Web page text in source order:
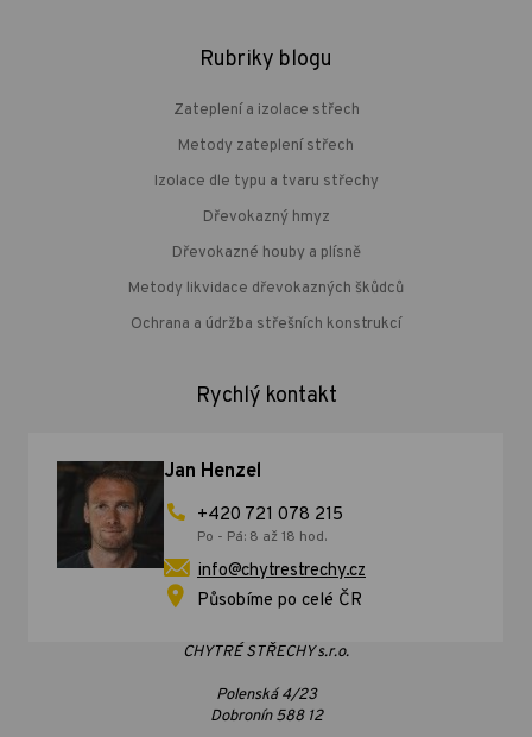
Rubriky blogu
Zateplení a izolace střech
Metody zateplení střech
Izolace dle typu a tvaru střechy
Dřevokazný hmyz
Dřevokazné houby a plísně
Metody likvidace dřevokazných škůdců
Ochrana a údržba střešních konstrukcí
Rychlý kontakt
Jan Henzel
+420 721 078 215
Po - Pá: 8 až 18 hod.
info@chytrestrechy.cz
Působíme po celé ČR
CHYTRÉ STŘECHY s.r.o.
Polenská 4/23
Dobronín 588 12